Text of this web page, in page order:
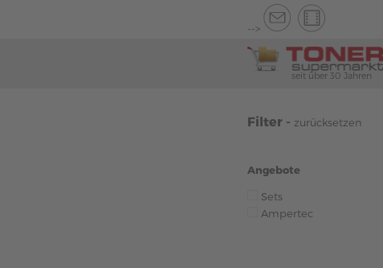
-->
seit über 30 Jahren
Filter - zurücksetzen
Angebote
Sets
Ampertec